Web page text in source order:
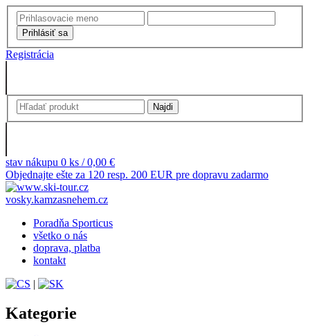
Registrácia
stav nákupu 0 ks / 0,00 €
Objednajte ešte za 120 resp. 200 EUR pre dopravu zadarmo
vosky.kamzasnehem.cz
Poradňa Sporticus
všetko o nás
doprava, platba
kontakt
|
Kategorie